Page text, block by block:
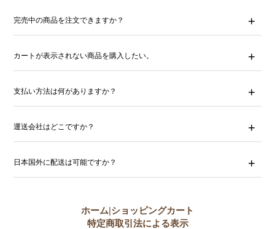
完売中の商品を注文できますか？
カートが表示されない商品を購入したい。
支払い方法は何がありますか？
運送会社はどこですか？
日本国外に配送は可能ですか？
ホーム|ショッピングカート
特定商取引法による表示